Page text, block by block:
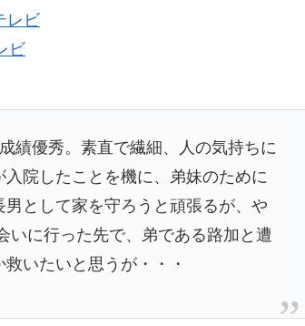
ビ
績優秀。素直で繊細、人の気持ちに
院したことを機に、弟妹のために
として家を守ろうと頑張るが、や
いに行った先で、弟である路加と遭
いたいと思うが・・・